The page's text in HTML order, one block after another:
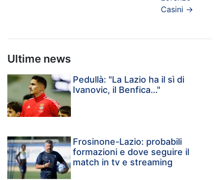
Casini →
Ultime news
Pedullà: "La Lazio ha il sì di
Ivanovic, il Benfica…"
Frosinone-Lazio: probabili
formazioni e dove seguire il
match in tv e streaming